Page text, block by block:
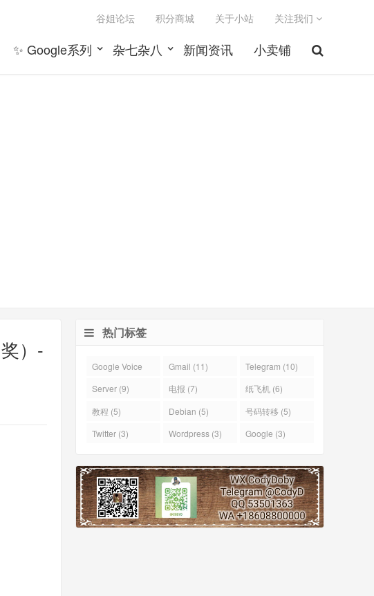
✨ Google系列 杂七杂八 新闻资讯 小卖铺
谷姐论坛 积分商城 关于小站 关注我们
）-
热门标签
Google Voice
(43)
Gmail (11)
Telegram (10)
Server (9)
电报 (7)
纸飞机 (6)
教程 (5)
Debian (5)
号码转移 (5)
Twitter (3)
Wordpress (3) Google (3)